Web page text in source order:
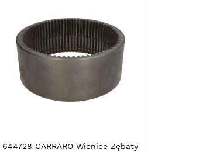
644728 CARRARO Wienice Zębaty